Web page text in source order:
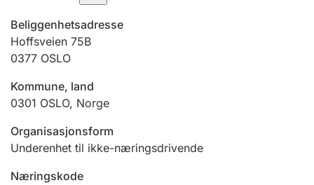
Jeger
Betaling og jegeravgiftskort
Ektepaktveileder
Beliggenhetsadresse
Hoffsveien 75B
0377 OSLO
Kommune, land
0301 OSLO, Norge
Organisasjonsform
Underenhet til ikke-næringsdrivende
Næringskode